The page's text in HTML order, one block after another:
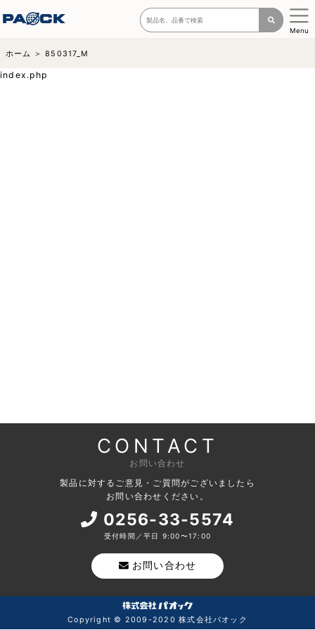
Menu
ホーム 850317_M
index.php
CONTACT
お問い合わせ
製品に対するご意見・ご質問がございましたら
お問い合わせください。
0256-33-5574
受付時間／平日 9:00〜17:00
お問い合わせ
Copyright © 2009-2020 株式会社パオック